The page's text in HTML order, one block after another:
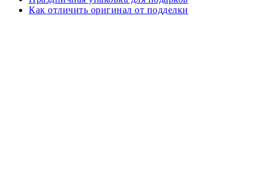
Как отличить оригинал от подделки